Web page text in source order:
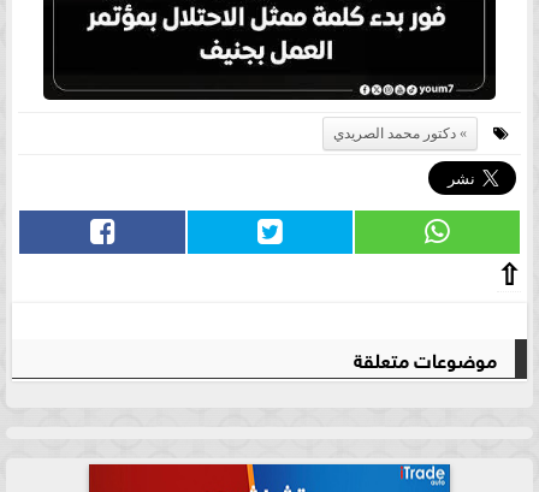
دكتور محمد الصريدي
⇧
موضوعات متعلقة